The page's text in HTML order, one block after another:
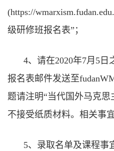
(https://
级研修班报名表” ；
4、请在2020年7月 5 日
报名表邮件发送至
题请注明“当代国外马克思
不接受纸质材料。相关事
5、录取名单及课程事